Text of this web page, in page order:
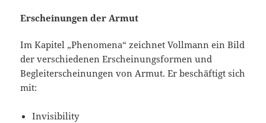
Erscheinungen der Armut
Im Kapitel „Phenomena“ zeichnet Vollmann ein Bild
der verschiedenen Erscheinungsformen und
Begleiterscheinungen von Armut. Er beschäftigt sich
mit:
Invisibility